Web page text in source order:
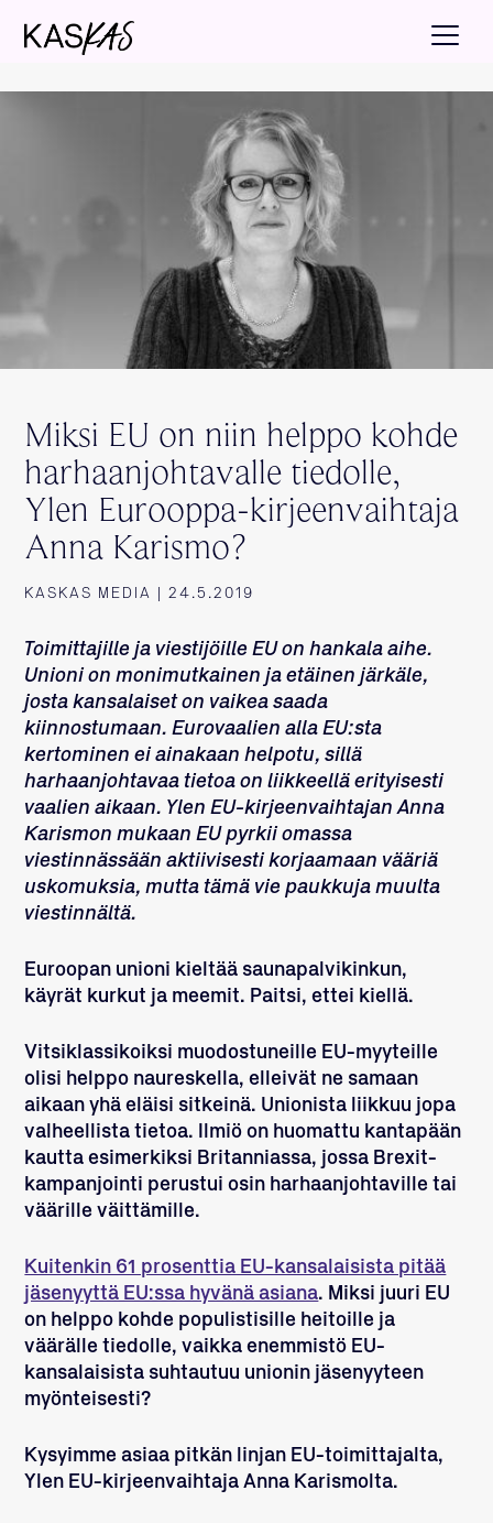
Miksi EU on niin helppo kohde
harhaanjohtavalle tiedolle,
Ylen Eurooppa-kirjeenvaihtaja
Anna Karismo?
KASKAS MEDIA | 24.5.2019
Toimittajille ja viestijöille EU on hankala aihe.
Unioni on monimutkainen ja etäinen järkäle,
josta kansalaiset on vaikea saada
kiinnostumaan. Eurovaalien alla EU:sta
kertominen ei ainakaan helpotu, sillä
harhaanjohtavaa tietoa on liikkeellä erityisesti
vaalien aikaan. Ylen EU-kirjeenvaihtajan Anna
Karismon mukaan EU pyrkii omassa
viestinnässään aktiivisesti korjaamaan vääriä
uskomuksia, mutta tämä vie paukkuja muulta
viestinnältä.
Euroopan unioni kieltää saunapalvikinkun,
käyrät kurkut ja meemit. Paitsi, ettei kiellä.
Vitsiklassikoiksi muodostuneille EU-myyteille
olisi helppo naureskella, elleivät ne samaan
aikaan yhä eläisi sitkeinä. Unionista liikkuu jopa
valheellista tietoa. Ilmiö on huomattu kantapään
kautta esimerkiksi Britanniassa, jossa Brexit-
kampanjointi perustui osin harhaanjohtaville tai
väärille väittämille.
Kuitenkin 61 prosenttia EU-kansalaisista pitää
jäsenyyttä EU:ssa hyvänä asiana. Miksi juuri EU
on helppo kohde populistisille heitoille ja
väärälle tiedolle, vaikka enemmistö EU-
kansalaisista suhtautuu unionin jäsenyyteen
myönteisesti?
Kysyimme asiaa pitkän linjan EU-toimittajalta,
Ylen EU-kirjeenvaihtajaAnna Karismolta.